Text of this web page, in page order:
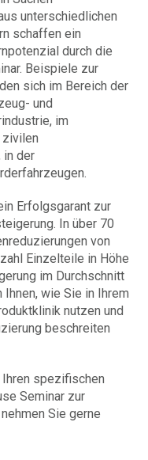
unterschiedlichen
schaffen ein
durch die
Beispiele zur
sich im Bereich der
und
im
zivilen
in der
Erfolgsgarant zur
In über 70
von
Einzelteile in Höhe
im Durchschnitt
wie Sie in Ihrem
nutzen und
beschreiten
spezifischen
Seminar zur
Sie gerne